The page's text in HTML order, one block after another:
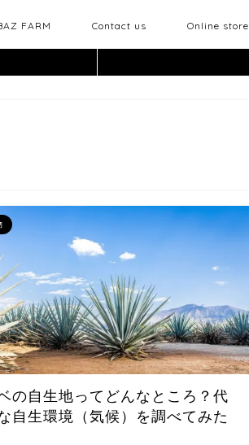
FARM Contact us Online store
の自生地ってどんなところ？代
自生環境（気候）を調べてみた